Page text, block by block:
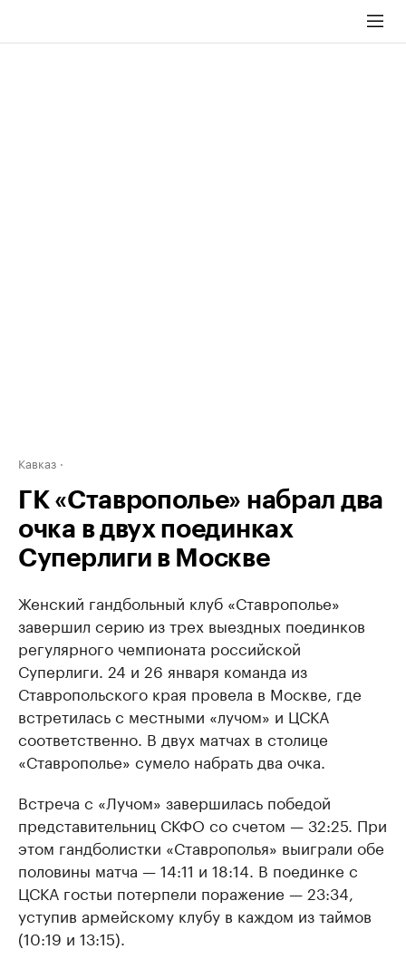
Кавказ
ГК «Ставрополье» набрал два
очка в двух поединках
Суперлиги в Москве
Женский гандбольный клуб «Ставрополье»
завершил серию из трех выездных поединков
регулярного чемпионата российской
Суперлиги. 24 и 26 января команда из
Ставропольского края провела в Москве, где
встретилась с местными «лучом» и ЦСКА
соответственно. В двух матчах в столице
«Ставрополье» сумело набрать два очка.
Встреча с «Лучом» завершилась победой
представительниц СКФО со счетом — 32:25. При
этом гандболистки «Ставрополья» выиграли обе
половины матча — 14:11 и 18:14. В поединке с
ЦСКА гостьи потерпели поражение — 23:34,
уступив армейскому клубу в каждом из таймов
(10:19 и 13:15).